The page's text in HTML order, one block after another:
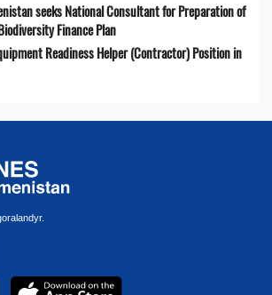
seeks National Consultant for Preparation of
Finance Plan
Readiness Helper (Contractor) Position in